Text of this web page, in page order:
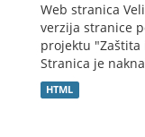
Web stranica
verzija stranice
projektu "Zaštita
Stranica je
HTML